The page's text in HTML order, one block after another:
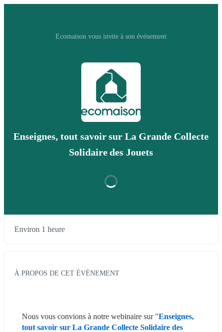
Ecomaison vous invite à son événement
Enseignes, tout savoir sur La Grande Collecte
Solidaire des Jouets
Environ 1 heure
À PROPOS DE CET ÉVÉNEMENT
Nous vous convions à notre webinaire sur "Enseignes,
tout savoir sur La Grande Collecte Solidaire des